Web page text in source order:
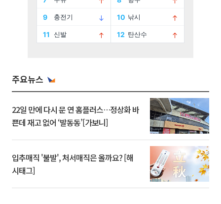
주요뉴스
22일 만에 다시 문 연 홈플러스…정상화 바
쁜데 재고 없어 ‘발동동’[가보니]
입추매직 '불발', 처서매직은 올까요? [해
시태그]